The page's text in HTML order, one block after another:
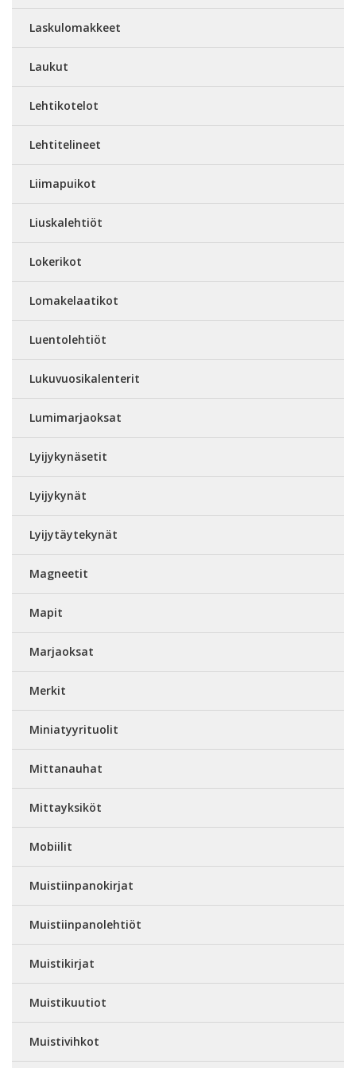
Laskulomakkeet
Laukut
Lehtikotelot
Lehtitelineet
Liimapuikot
Liuskalehtiöt
Lokerikot
Lomakelaatikot
Luentolehtiöt
Lukuvuosikalenterit
Lumimarjaoksat
Lyijykynäsetit
Lyijykynät
Lyijytäytekynät
Magneetit
Mapit
Marjaoksat
Merkit
Miniatyyrituolit
Mittanauhat
Mittayksiköt
Mobiilit
Muistiinpanokirjat
Muistiinpanolehtiöt
Muistikirjat
Muistikuutiot
Muistivihkot